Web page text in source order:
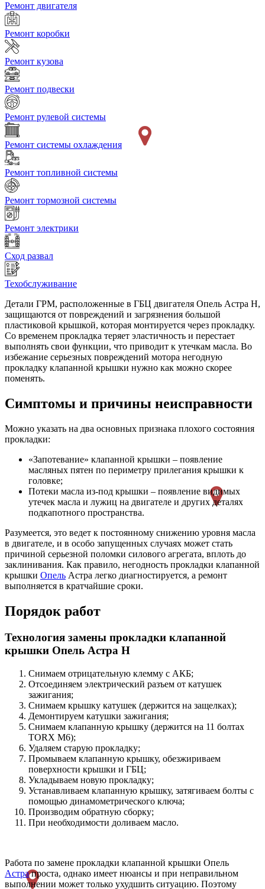
Ремонт двигателя
Ремонт коробки
Ремонт кузова
Ремонт подвески
Ремонт рулевой системы
Ремонт системы охлаждения
Ремонт топливной системы
Ремонт тормозной системы
Ремонт электрики
Сход развал
Техобслуживание
Детали ГРМ, расположенные в ГБЦ двигателя Опель Астра Н,
защищаются от повреждений и загрязнения большой
пластиковой крышкой, которая монтируется через прокладку.
Со временем прокладка теряет эластичность и перестает
выполнять свои функции, что приводит к утечкам масла. Во
избежание серьезных повреждений мотора негодную
прокладку клапанной крышки нужно как можно скорее
поменять.
Симптомы и причины неисправности
Можно указать на два основных признака плохого состояния
прокладки:
«Запотевание» клапанной крышки – появление
масляных пятен по периметру прилегания крышки к
головке;
Потеки масла из-под крышки – появление видимых
утечек масла и лужиц на двигателе и других деталях
подкапотного пространства.
Разумеется, это ведет к постоянному снижению уровня масла
в двигателе, и в особо запущенных случаях может стать
причиной серьезной поломки силового агрегата, вплоть до
заклинивания. Как правило, негодность прокладки клапанной
крышки Опель Астра легко диагностируется, а ремонт
выполняется в кратчайшие сроки.
Порядок работ
Технология замены прокладки клапанной
крышки Опель Астра H
Снимаем отрицательную клемму с АКБ;
Отсоединяем электрический разъем от катушек
зажигания;
Снимаем крышку катушек (держится на защелках);
Демонтируем катушки зажигания;
Снимаем клапанную крышку (держится на 11 болтах
TORX М6);
Удаляем старую прокладку;
Промываем клапанную крышку, обезжириваем
поверхности крышки и ГБЦ;
Укладываем новую прокладку;
Устанавливаем клапанную крышку, затягиваем болты с
помощью динамометрического ключа;
Производим обратную сборку;
При необходимости доливаем масло.
Работа по замене прокладки клапанной крышки Опель
Астрапроста, однако имеет нюансы и при неправильном
выполнении может только ухудшить ситуацию. Поэтому